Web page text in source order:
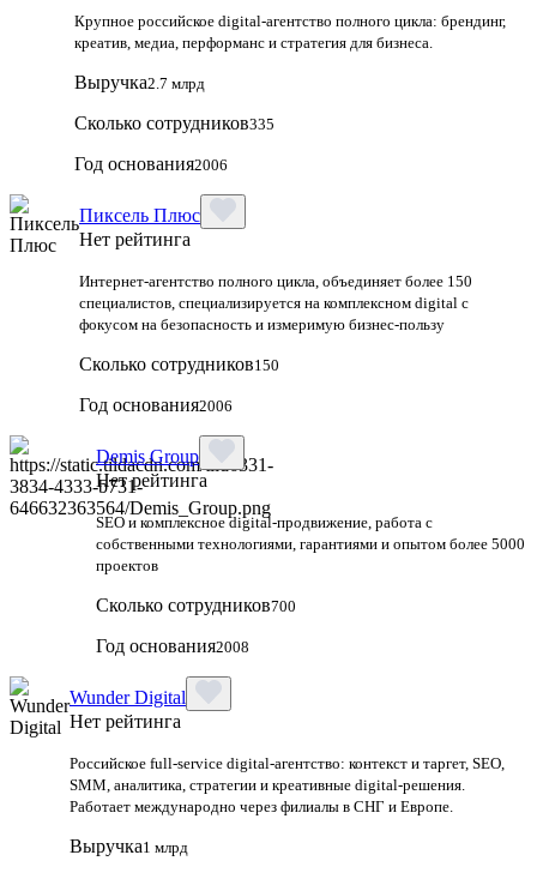
Крупное российское digital‑агентство полного цикла: брендинг,
креатив, медиа, перформанс и стратегия для бизнеса.
Выручка2.7 млрд
Сколько сотрудников335
Год основания2006
Пиксель Плюс
Нет рейтинга
Интернет-агентство полного цикла, объединяет более 150
специалистов, специализируется на комплексном digital с
фокусом на безопасность и измеримую бизнес-пользу
Сколько сотрудников150
Год основания2006
Demis Group
Нет рейтинга
SEO и комплексное digital-продвижение, работа с
собственными технологиями, гарантиями и опытом более 5000
проектов
Сколько сотрудников700
Год основания2008
Wunder Digital
Нет рейтинга
Российское full-service digital-агентство: контекст и таргет, SEO,
SMM, аналитика, стратегии и креативные digital-решения.
Работает международно через филиалы в СНГ и Европе.
Выручка1 млрд